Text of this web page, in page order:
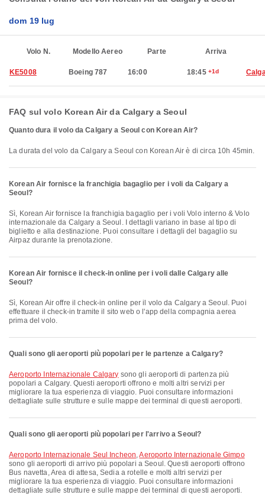
dom 19 lug
Volo N. Modello Aereo Parte Arriva
KE5008 Boeing 787 16:00 18:45 +1d
FAQ sul volo Korean Air da Calgary a Seoul
Quanto dura il volo da Calgary a Seoul con Korean Air?
La durata del volo da Calgary a Seoul con Korean Air è di circa 10h 45min.
Korean Air fornisce la franchigia bagaglio per i voli da Calgary a
Seoul?
Sì, Korean Air fornisce la franchigia bagaglio per i voli Volo interno & Volo
internazionale da Calgary a Seoul. I dettagli variano in base al tipo di
biglietto e alla destinazione. Puoi consultare i dettagli del bagaglio su
Airpaz durante la prenotazione.
Korean Air fornisce il check-in online per i voli dalle Calgary alle
Seoul?
Sì, Korean Air offre il check-in online per il volo da Calgary a Seoul. Puoi
effettuare il check-in tramite il sito web o l'app della compagnia aerea
prima del volo.
Quali sono gli aeroporti più popolari per le partenze a Calgary?
Aeroporto Internazionale Calgary sono gli aeroporti di partenza più
popolari a Calgary. Questi aeroporti offrono e molti altri servizi per
migliorare la tua esperienza di viaggio. Puoi consultare informazioni
dettagliate sulle strutture e sulle mappe dei terminal di questi aeroporti.
Quali sono gli aeroporti più popolari per l'arrivo a Seoul?
Aeroporto Internazionale Seul Incheon,Aeroporto Internazionale Gimpo
sono gli aeroporti di arrivo più popolari a Seoul. Questi aeroporti offrono
Bus navetta, Area di attesa, Sedia a rotelle e molti altri servizi per
migliorare la tua esperienza di viaggio. Puoi consultare informazioni
dettagliate sulle strutture e sulle mappe dei terminal di questi aeroporti.